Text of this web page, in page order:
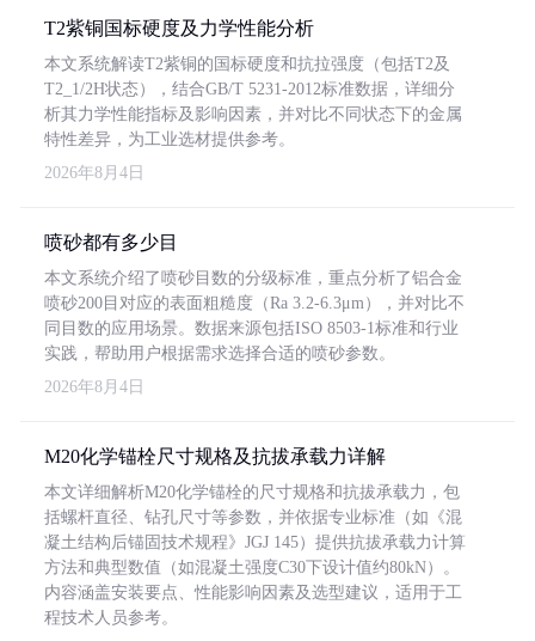
T2紫铜国标硬度及力学性能分析
本文系统解读T2紫铜的国标硬度和抗拉强度（包括T2及
T2_1/2H状态），结合GB/T 5231-2012标准数据，详细分
析其力学性能指标及影响因素，并对比不同状态下的金属
特性差异，为工业选材提供参考。
2026年8月4日
喷砂都有多少目
本文系统介绍了喷砂目数的分级标准，重点分析了铝合金
喷砂200目对应的表面粗糙度（Ra 3.2-6.3μm），并对比不
同目数的应用场景。数据来源包括ISO 8503-1标准和行业
实践，帮助用户根据需求选择合适的喷砂参数。
2026年8月4日
M20化学锚栓尺寸规格及抗拔承载力详解
本文详细解析M20化学锚栓的尺寸规格和抗拔承载力，包
括螺杆直径、钻孔尺寸等参数，并依据专业标准（如《混
凝土结构后锚固技术规程》JGJ 145）提供抗拔承载力计算
方法和典型数值（如混凝土强度C30下设计值约80kN）。
内容涵盖安装要点、性能影响因素及选型建议，适用于工
程技术人员参考。